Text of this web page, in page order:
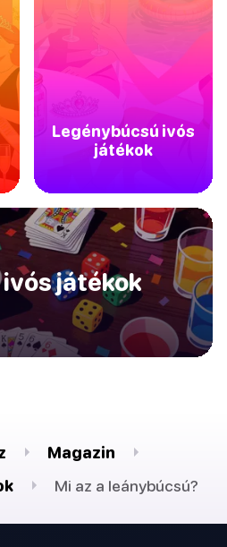
Legénybúcsú ivós
játékok
ivós játékok
Magazin
Mi az a leánybúcsú?